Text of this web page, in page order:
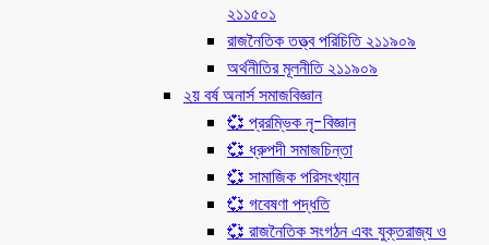
২১১৫০১
রাজনৈতিক তত্ত্ব পরিচিতি ২১১৯০৯
অর্থনীতির মূলনীতি ২১১৯০৯
২য় বর্ষ অনার্স সমাজবিজ্ঞান
💞 প্ররম্ভিক নৃ-বিজ্ঞান
💞 ধ্রুপদী সমাজচিন্তা
💞 সামাজিক পরিসংখ্যান
💞 গবেষণা পদ্ধতি
💞 রাজনৈতিক সংগঠন এবং যুক্তরাজ্য ও